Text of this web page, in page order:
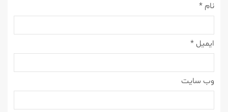
نام *
ایمیل *
وب‌ سایت